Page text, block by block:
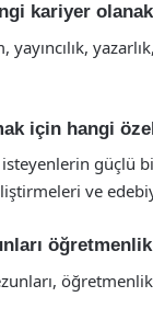
kariyer
yayıncılık,
için hangi
güçlü
ve